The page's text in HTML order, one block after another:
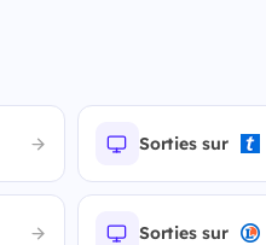
Sorties sur
Sorties sur